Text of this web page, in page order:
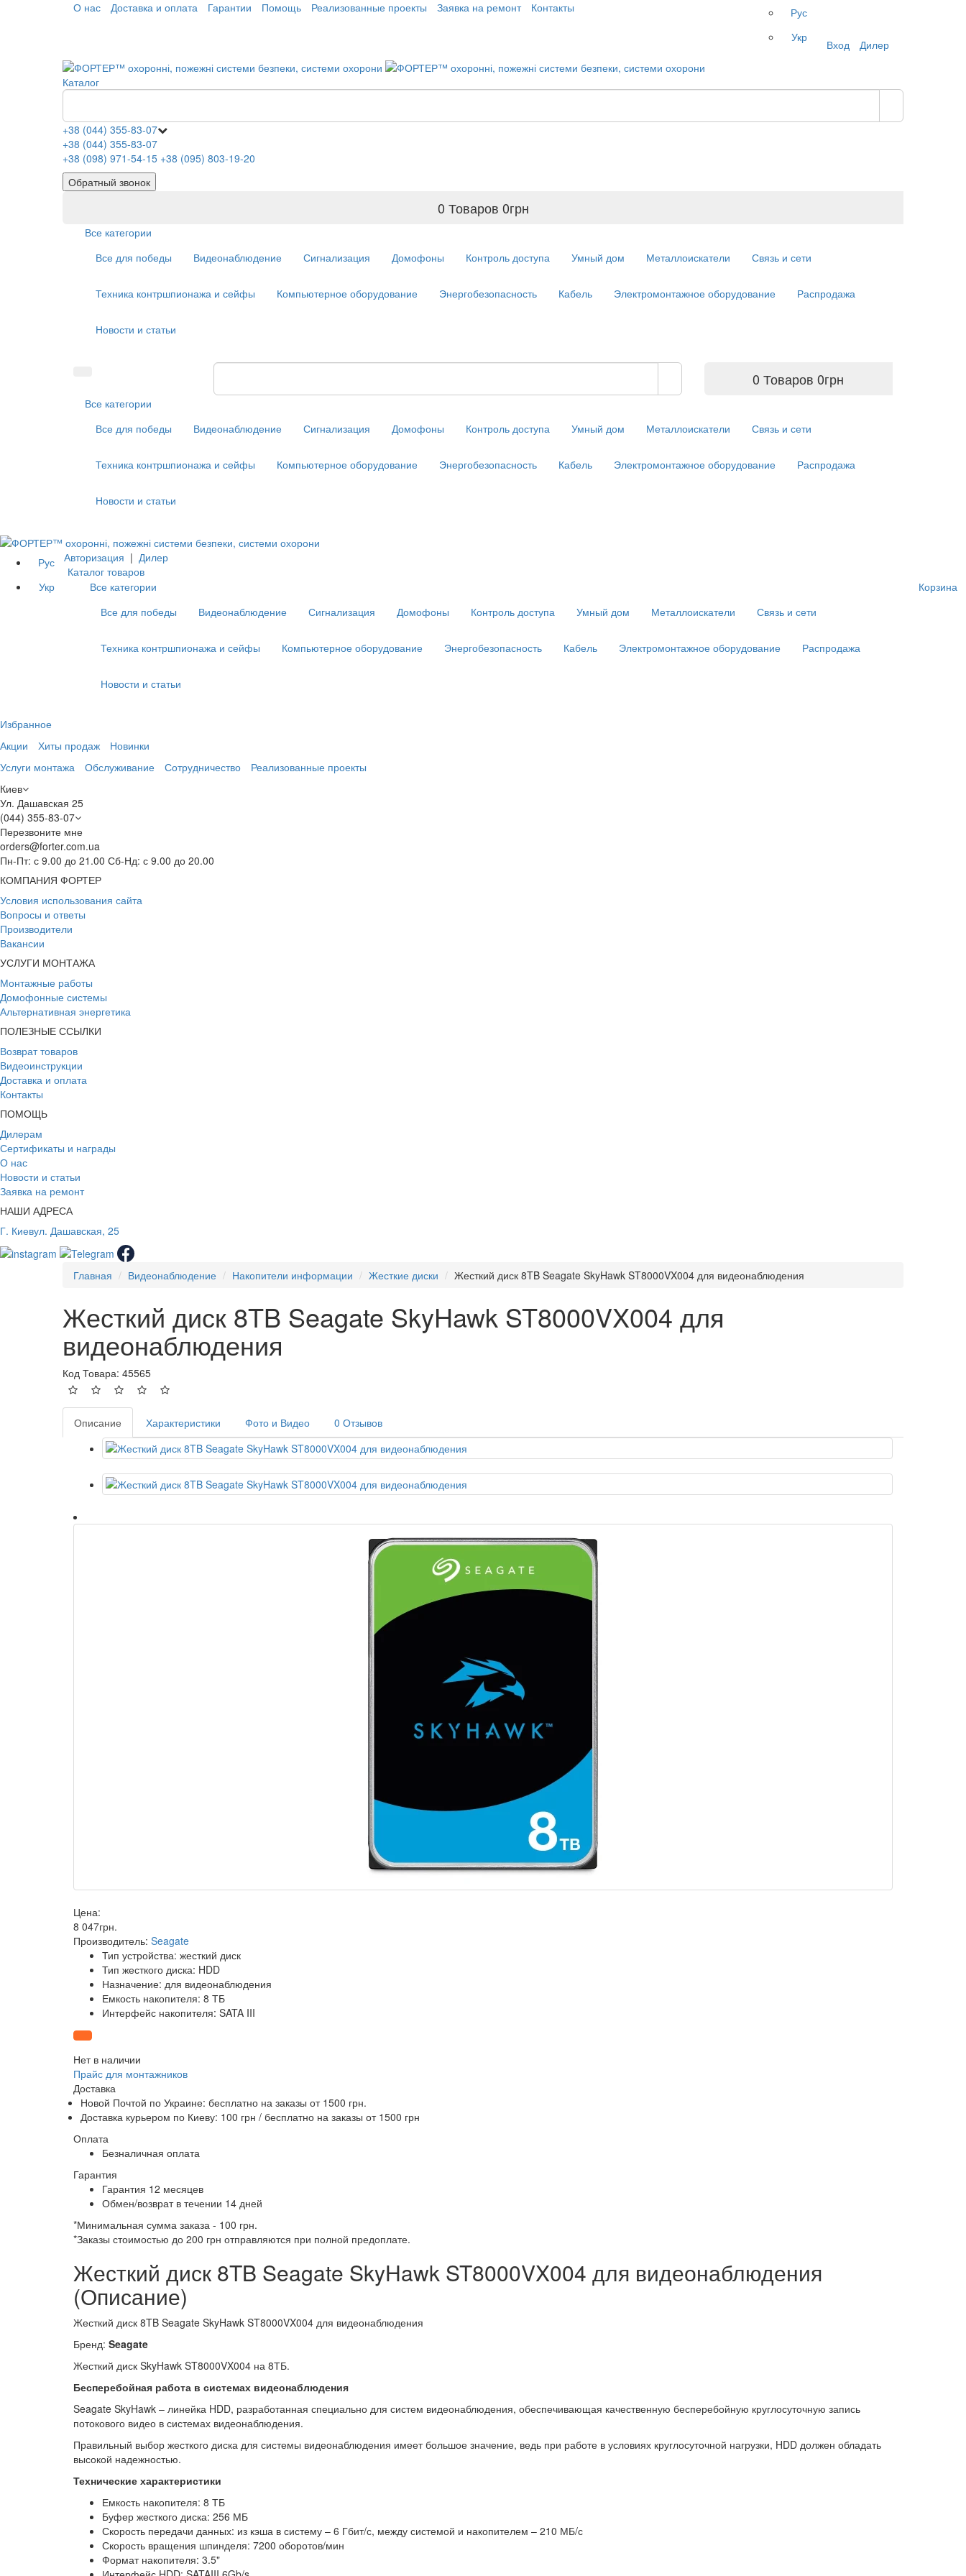
О нас Доставка и оплата Гарантии Помощь Реализованные проекты Заявка на ремонт Контакты
Рус
Укр
Вход Дилер
Каталог
+38 (044) 355-83-07
+38 (044) 355-83-07
+38 (098) 971-54-15 +38 (095) 803-19-20
Обратный звонок
0 Товаров 0грн
Все категории
Все для победы
Видеонаблюдение Сигнализация Домофоны Контроль доступа Умный дом Металлоискатели Связь и сети
Техника контршпионажа и сейфы Компьютерное оборудование Энергобезопасность Кабель Электромонтажное оборудование Распродажа
Новости и статьи
0 Товаров 0грн
Все категории
Все для победы
Видеонаблюдение Сигнализация Домофоны Контроль доступа Умный дом Металлоискатели Связь и сети
Техника контршпионажа и сейфы Компьютерное оборудование Энергобезопасность Кабель Электромонтажное оборудование Распродажа
Новости и статьи
Рус
Укр
Авторизация | Дилер
Каталог товаров
Все категории
Все для победы
Видеонаблюдение Сигнализация Домофоны Контроль доступа Умный дом Металлоискатели Связь и сети
Техника контршпионажа и сейфы Компьютерное оборудование Энергобезопасность Кабель Электромонтажное оборудование Распродажа
Новости и статьи
Корзина
Избранное
Акции
Хиты продаж
Новинки
Услуги монтажа
Обслуживание Сотрудничество
Реализованные проекты
Киев
Ул. Дашавская 25
(044) 355-83-07
Перезвоните мне
orders@forter.com.ua
Пн-Пт: с 9.00 до 21.00 Сб-Нд: с 9.00 до 20.00
КОМПАНИЯ ФОРТЕР
Условия использования сайта
Вопросы и ответы
Производители
Вакансии
УСЛУГИ МОНТАЖА
Монтажные работы
Домофонные системы
Альтернативная энергетика
ПОЛЕЗНЫЕ ССЫЛКИ
Возврат товаров
Видеоинструкции
Доставка и оплата
Контакты
ПОМОЩЬ
Дилерам
Сертификаты и награды
О нас
Новости и статьи
Заявка на ремонт
НАШИ АДРЕСА
Г. Киевул. Дашавская, 25
Главная Видеонаблюдение Накопители информации Жесткие диски Жесткий диск 8TB Seagate SkyHawk ST8000VX004 для видеонаблюдения
Жесткий диск 8TB Seagate SkyHawk ST8000VX004 для
видеонаблюдения
Код Товара: 45565
Описание Характеристики Фото и Видео 0 Отзывов
Цена:
8 047грн.
Производитель: Seagate
Тип устройства: жесткий диск
Тип жесткого диска: HDD
Назначение: для видеонаблюдения
Емкость накопителя: 8 ТБ
Интерфейс накопителя: SATA III
Нет в наличии
Прайс для монтажников
Доставка
Новой Почтой по Украине: бесплатно на заказы от 1500 грн.
Доставка курьером по Киеву: 100 грн / бесплатно на заказы от 1500 грн
Оплата
Безналичная оплата
Гарантия
Гарантия 12 месяцев
Обмен/возврат в течении 14 дней
*Минимальная сумма заказа - 100 грн.
*Заказы стоимостью до 200 грн отправляются при полной предоплате.
Жесткий диск 8TB Seagate SkyHawk ST8000VX004 для видеонаблюдения
(Описание)
Жесткий диск 8TB Seagate SkyHawk ST8000VX004 для видеонаблюдения
Бренд: Seagate
Жесткий диск SkyHawk ST8000VX004 на 8ТБ.
Бесперебойная работа в системах видеонаблюдения
Seagate SkyHawk – линейка HDD, разработанная специально для систем видеонаблюдения, обеспечивающая качественную бесперебойную круглосуточную запись
потокового видео в системах видеонаблюдения.
Правильный выбор жесткого диска для системы видеонаблюдения имеет большое значение, ведь при работе в условиях круглосуточной нагрузки, HDD должен обладать
высокой надежностью.
Технические характеристики
Емкость накопителя: 8 ТБ
Буфер жесткого диска: 256 МБ
Скорость передачи данных: из кэша в систему – 6 Гбит/с, между системой и накопителем – 210 МБ/с
Скорость вращения шпинделя: 7200 оборотов/мин
Формат накопителя: 3.5"